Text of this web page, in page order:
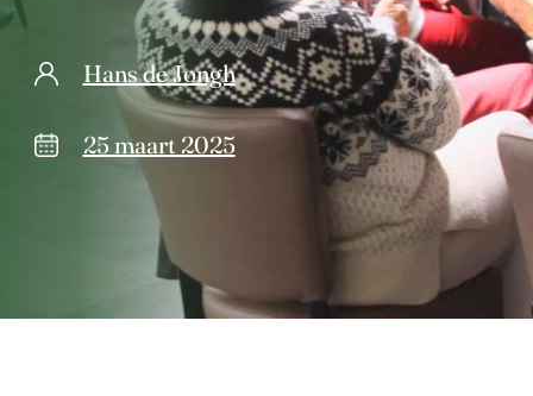
Hans de Jongh
25 maart 2025